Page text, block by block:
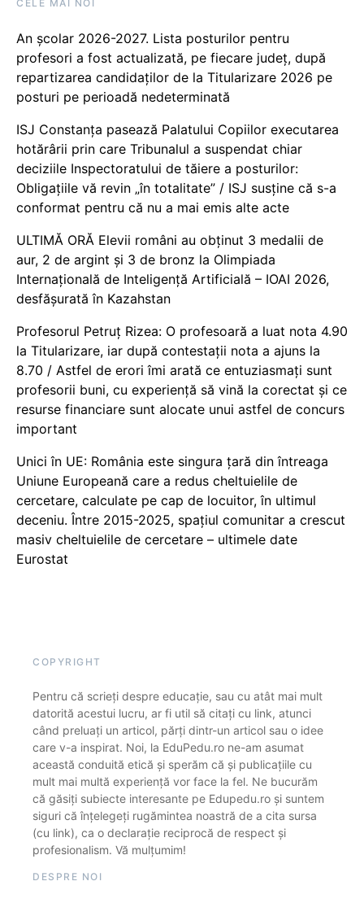
CELE MAI NOI
An școlar 2026-2027. Lista posturilor pentru
profesori a fost actualizată, pe fiecare județ, după
repartizarea candidaților de la Titularizare 2026 pe
posturi pe perioadă nedeterminată
ISJ Constanța pasează Palatului Copiilor executarea
hotărârii prin care Tribunalul a suspendat chiar
deciziile Inspectoratului de tăiere a posturilor:
Obligațiile vă revin „în totalitate” / ISJ susține că s-a
conformat pentru că nu a mai emis alte acte
ULTIMĂ ORĂ Elevii români au obținut 3 medalii de
aur, 2 de argint și 3 de bronz la Olimpiada
Internațională de Inteligență Artificială – IOAI 2026,
desfășurată în Kazahstan
Profesorul Petruț Rizea: O profesoară a luat nota 4.90
la Titularizare, iar după contestații nota a ajuns la
8.70 / Astfel de erori îmi arată ce entuziasmați sunt
profesorii buni, cu experiență să vină la corectat și ce
resurse financiare sunt alocate unui astfel de concurs
important
Unici în UE: România este singura țară din întreaga
Uniune Europeană care a redus cheltuielile de
cercetare, calculate pe cap de locuitor, în ultimul
deceniu. Între 2015-2025, spațiul comunitar a crescut
masiv cheltuielile de cercetare – ultimele date
Eurostat
COPYRIGHT
Pentru că scrieți despre educație, sau cu atât mai mult
datorită acestui lucru, ar fi util să citați cu link, atunci
când preluați un articol, părți dintr-un articol sau o idee
care v-a inspirat. Noi, la EduPedu.ro ne-am asumat
această conduită etică și sperăm că și publicațiile cu
mult mai multă experiență vor face la fel. Ne bucurăm
că găsiți subiecte interesante pe Edupedu.ro și suntem
siguri că înțelegeți rugămintea noastră de a cita sursa
(cu link), ca o declarație reciprocă de respect și
profesionalism. Vă mulțumim!
DESPRE NOI